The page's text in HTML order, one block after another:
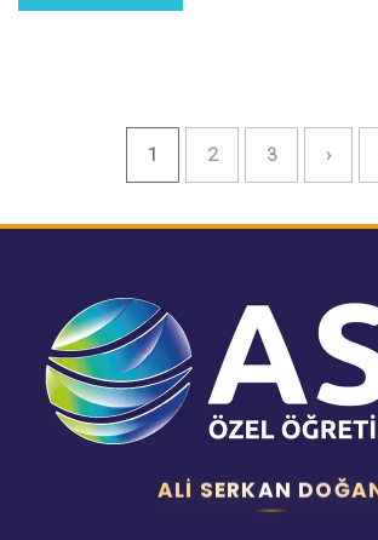
1 2 3 ›
ALI SERKAN